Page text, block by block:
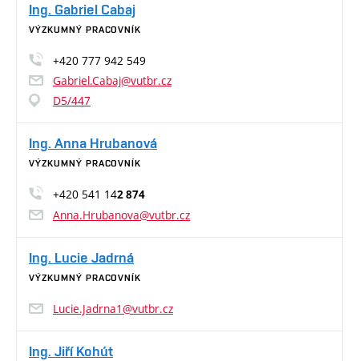
Ing. Gabriel Cabaj
VÝZKUMNÝ PRACOVNÍK
+420 777 942 549
Gabriel.Cabaj@vutbr.cz
D5/447
Ing. Anna Hrubanová
VÝZKUMNÝ PRACOVNÍK
+420 541 142 874
Anna.Hrubanova@vutbr.cz
Ing. Lucie Jadrná
VÝZKUMNÝ PRACOVNÍK
Lucie.Jadrna1@vutbr.cz
Ing. Jiří Kohút